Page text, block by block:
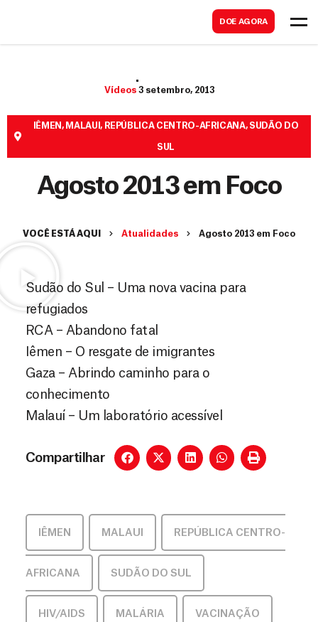
DOE AGORA
Vídeos 3 setembro, 2013
IÊMEN , MALAUI, REPÚBLICA CENTRO-AFRICANA, SUDÃO DO
SUL
Agosto 2013 em Foco
VOCÊ ESTÁ AQUI Atualidades Agosto 2013 em Foco
Sudão do Sul – Uma nova vacina para
refugiados
RCA – Abandono fatal
Iêmen – O resgate de imigrantes
Gaza – Abrindo caminho para o
conhecimento
Malauí – Um laboratório acessível
Compartilhar
IÊMEN MALAUI REPÚBLICA CENTRO-
AFRICANA SUDÃO DO SUL
HIV/AIDS MALÁRIA VACINAÇÃO
a
r